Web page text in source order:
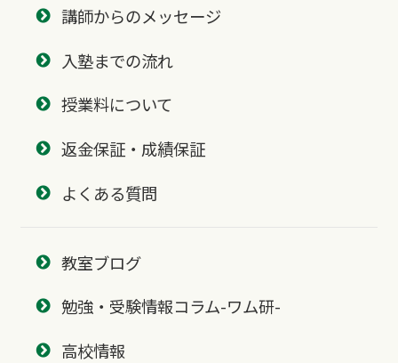
講師からのメッセージ
入塾までの流れ
授業料について
返金保証・成績保証
よくある質問
教室ブログ
勉強・受験情報コラム-ワム研-
高校情報